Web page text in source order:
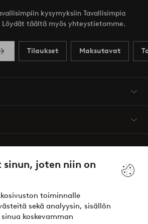
sinun, joten niin on
toiminnalle
sekä analyysin, sisällön
koskevamman
kysymyksiin Tavallisimpia
Löydät täältä myös yhteystietomme.
Tilaukset Maksutavat